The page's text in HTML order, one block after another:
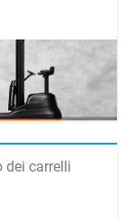
dei carrelli